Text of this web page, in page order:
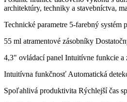
architektúry, techniky a stavebníctva,
Technické parametre 5-farebný
55 ml atramentové zásobníky
4,3" ovládací panel Intuitívne funkcie
Intuitívna funkčnosť Automatická
Spoľahlivá produktivita Rýchlejší čas